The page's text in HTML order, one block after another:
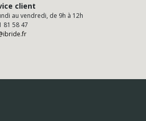
client
au vendredi, de 9h à 12h
81 58 47